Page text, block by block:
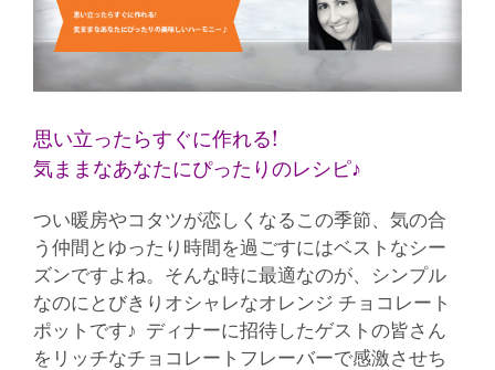
思い立ったらすぐに作れる!
気ままなあなたにぴったりのレシピ♪
つい暖房やコタツが恋しくなるこの季節、気の合
う仲間とゆったり時間を過ごすにはベストなシー
ズンですよね。そんな時に最適なのが、シンプル
なのにとびきりオシャレなオレンジ チョコレート
ポットです♪ ディナーに招待したゲストの皆さん
をリッチなチョコレートフレーバーで感激させち